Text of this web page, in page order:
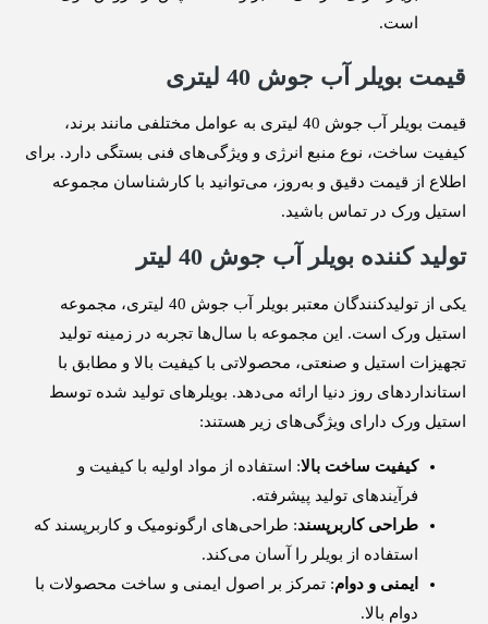
است.
قیمت بویلر آب جوش 40 لیتری
قیمت بویلر آب جوش 40 لیتری به عوامل مختلفی مانند برند،
کیفیت ساخت، نوع منبع انرژی و ویژگی‌های فنی بستگی دارد. برای
اطلاع از قیمت دقیق و به‌روز، می‌توانید با کارشناسان مجموعه
استیل ورک در تماس باشید.
تولید کننده بویلر آب جوش 40 لیتر
یکی از تولیدکنندگان معتبر بویلر آب جوش 40 لیتری، مجموعه
استیل ورک است. این مجموعه با سال‌ها تجربه در زمینه تولید
تجهیزات استیل و صنعتی، محصولاتی با کیفیت بالا و مطابق با
استانداردهای روز دنیا ارائه می‌دهد. بویلرهای تولید شده توسط
استیل ورک دارای ویژگی‌های زیر هستند:
کیفیت ساخت بالا: استفاده از مواد اولیه با کیفیت و
فرآیندهای تولید پیشرفته.
طراحی کاربرپسند: طراحی‌های ارگونومیک و کاربرپسند که
استفاده از بویلر را آسان می‌کند.
ایمنی و دوام: تمرکز بر اصول ایمنی و ساخت محصولات با
دوام بالا.